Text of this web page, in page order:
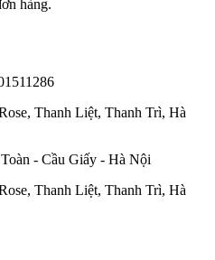
hàng.
Thanh Liệt, Thanh Trì, Hà
- Cầu Giấy - Hà Nội
Thanh Liệt, Thanh Trì, Hà